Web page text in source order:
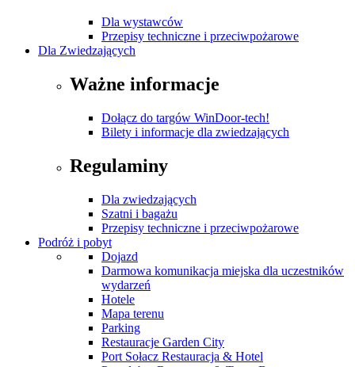
Dla wystawców
Przepisy techniczne i przeciwpożarowe
Dla Zwiedzających
Ważne informacje
Dołącz do targów WinDoor-tech!
Bilety i informacje dla zwiedzających
Regulaminy
Dla zwiedzających
Szatni i bagażu
Przepisy techniczne i przeciwpożarowe
Podróż i pobyt
Dojazd
Darmowa komunikacja miejska dla uczestników
wydarzeń
Hotele
Mapa terenu
Parking
Restauracje Garden City
Port Sołacz Restauracja & Hotel